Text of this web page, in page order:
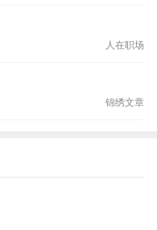
人在职场
锦绣文章